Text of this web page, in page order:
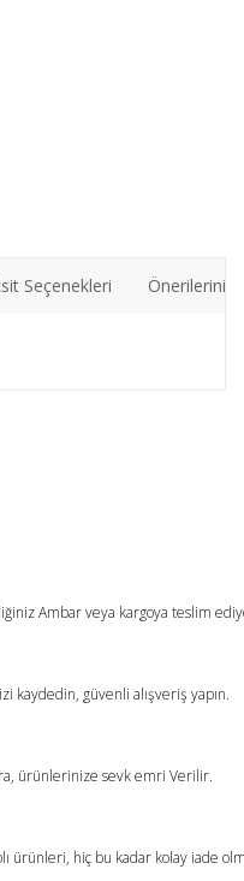
Seçenekleri Önerileriniz
olmalı.
Ambar veya kargoya teslim
kaydedin, güvenli alışveriş yapın.
ürünlerinize sevk emri Verilir.
ürünleri, hiç bu kadar kolay iade